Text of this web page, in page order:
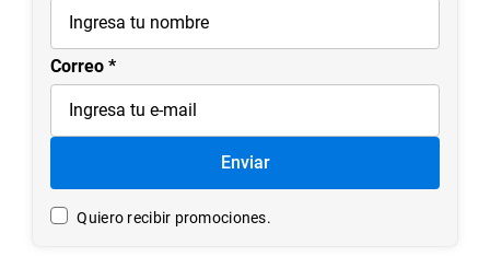
Correo
Enviar
Quiero recibir promociones.